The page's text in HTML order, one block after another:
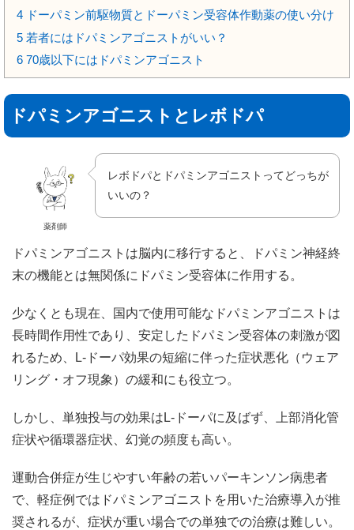
4 ドーパミン前駆物質とドーパミン受容体作動薬の使い分け
5 若者にはドパミンアゴニストがいい？
6 70歳以下にはドパミンアゴニスト
ドパミンアゴニストとレボドパ
薬剤師
レボドパとドパミンアゴニストってどっちが
いいの？
ドパミンアゴニストは脳内に移行すると、ドパミン神経終
末の機能とは無関係にドパミン受容体に作用する。
少なくとも現在、国内で使用可能なドパミンアゴニストは
長時間作用性であり、安定したドパミン受容体の刺激が図
れるため、L-ドーパ効果の短縮に伴った症状悪化（ウェア
リング・オフ現象）の緩和にも役立つ。
しかし、単独投与の効果はL-ドーパに及ばず、上部消化管
症状や循環器症状、幻覚の頻度も高い。
運動合併症が生じやすい年齢の若いパーキンソン病患者
で、軽症例ではドパミンアゴニストを用いた治療導入が推
奨されるが、症状が重い場合での単独での治療は難しい。